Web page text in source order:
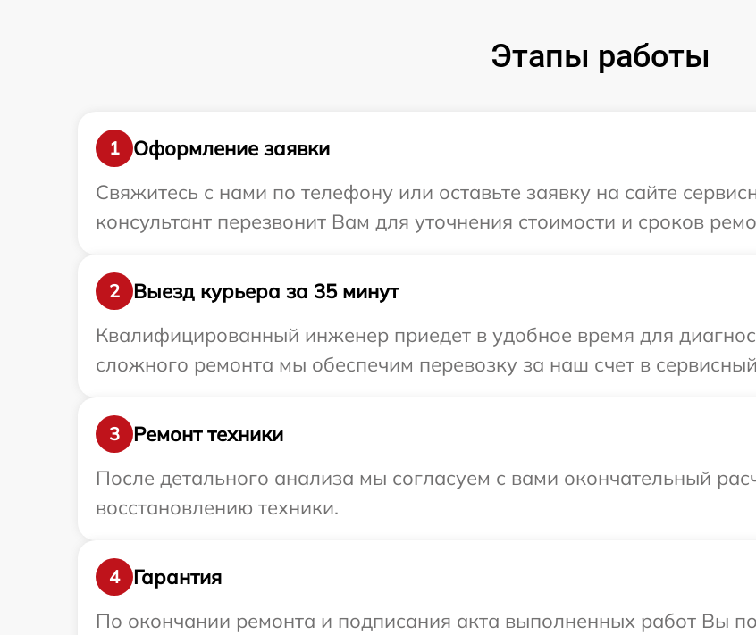
Этапы работы
1
Оформление заявки
Свяжитесь с нами по телефону или оставьте заявку на сайте
консультант перезвонит Вам для уточнения стоимости и сроков
2
Выезд курьера за 35 минут
Квалифицированный инженер приедет в удобное время для
сложного ремонта мы обеспечим перевозку за наш счет в
3
Ремонт техники
После детального анализа мы согласуем с вами окончательный
восстановлению техники.
4
Гарантия
По окончании ремонта и подписания акта выполненных работ Вы